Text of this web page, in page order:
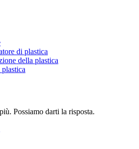
di plastica
della plastica
Possiamo darti la risposta.